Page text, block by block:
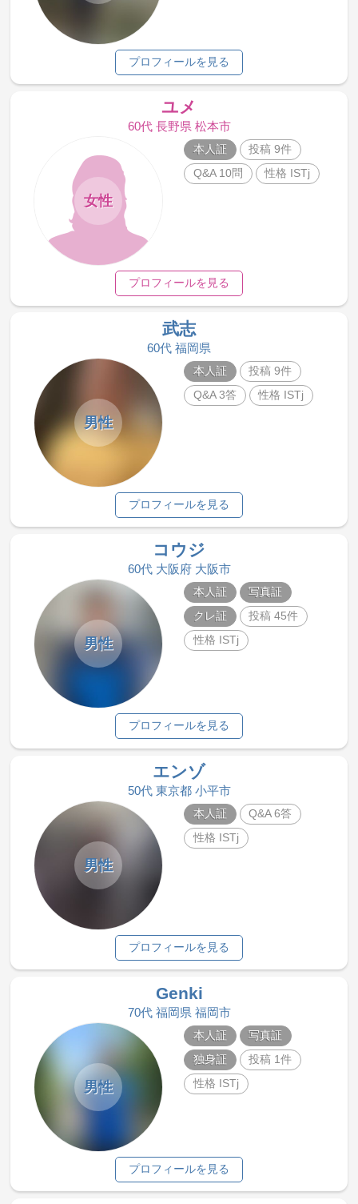
プロフィールを見る
ユメ
60代 長野県 松本市
女性
本人証
投稿 9件
Q&A 10問
性格 ISTj
プロフィールを見る
武志
60代 福岡県
男性
本人証
投稿 9件
Q&A 3答
性格 ISTj
プロフィールを見る
コウジ
60代 大阪府 大阪市
男性
本人証
写真証
クレ証
投稿 45件
性格 ISTj
プロフィールを見る
エンゾ
50代 東京都 小平市
男性
本人証
Q&A 6答
性格 ISTj
プロフィールを見る
Genki
70代 福岡県 福岡市
男性
本人証
写真証
独身証
投稿 1件
性格 ISTj
プロフィールを見る